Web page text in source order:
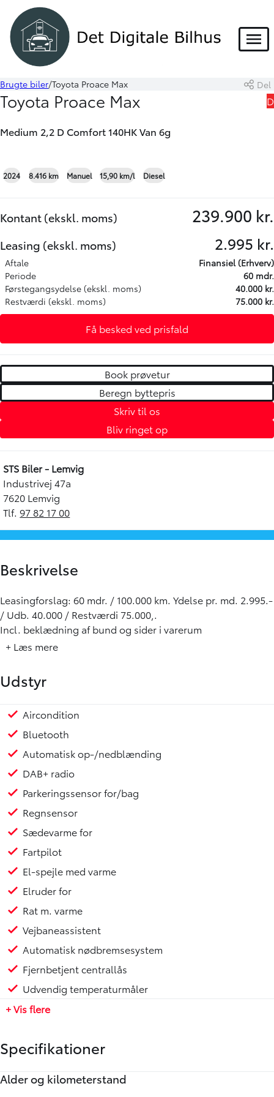
Menu
Book prøvetur
Beregn byttepris
Skriv til os
Brugte biler Toyota Proace Max Del
Toyota Proace Max
Medium 2,2 D Comfort 140HK Van 6g
D
LEASING
2024 8.416 km Manuel 15,90 km/l Diesel
Kontant (ekskl. moms) 239.900 kr.
Leasing (ekskl. moms) 2.995 kr.
Aftale
Finansiel (Erhverv)
Periode
60 mdr.
Førstegangsydelse (ekskl. moms)
40.000 kr.
Restværdi (ekskl. moms)
75.000 kr.
Få besked ved prisfald
Book prøvetur
Beregn byttepris
Skriv til os
Bliv ringet op
STS Biler - Lemvig
Industrivej 47a
7620 Lemvig
Tlf.97 82 17 00
Beskrivelse
Leasingforslag: 60 mdr. / 100.000 km. Ydelse pr. md. 2.995.-
/ Udb. 40.000 / Restværdi 75.000,.
Incl. beklædning af bund og sider i varerum
+ Læs mere
Udstyr
Aircondition
Bluetooth
Automatisk op-/nedblænding
DAB+ radio
Parkeringssensor for/bag
Regnsensor
Sædevarme for
Fartpilot
El-spejle med varme
Elruder for
Rat m. varme
Vejbaneassistent
Automatisk nødbremsesystem
Fjernbetjent centrallås
Udvendig temperaturmåler
USB stik
Justerbar lændestøtte
Armlæn
+ Vis flere
Specifikationer
Alder og kilometerstand
Motor og ydelse
Rummelighed og mål
Økonomi
Annoncedata